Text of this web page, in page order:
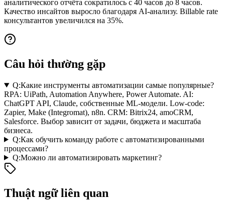
аналитического отчёта сократилось с 40 часов до 8 часов.
Качество инсайтов выросло благодаря AI-анализу. Billable rate
консультантов увеличился на 35%.
Câu hỏi thường gặp
Q:Какие инструменты автоматизации самые популярные?
RPA: UiPath, Automation Anywhere, Power Automate. AI:
ChatGPT API, Claude, собственные ML-модели. Low-code:
Zapier, Make (Integromat), n8n. CRM: Bitrix24, amoCRM,
Salesforce. Выбор зависит от задачи, бюджета и масштаба
бизнеса.
Q:Как обучить команду работе с автоматизированными
процессами?
Q:Можно ли автоматизировать маркетинг?
Thuật ngữ liên quan